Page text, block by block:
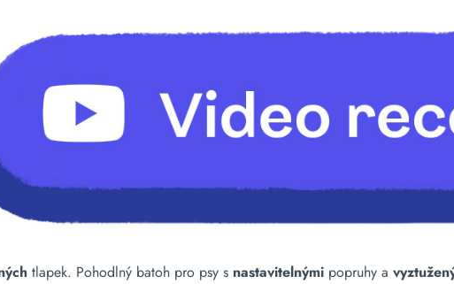
tlapek. Pohodlný batoh pro psy s nastavitelnými popruhy a